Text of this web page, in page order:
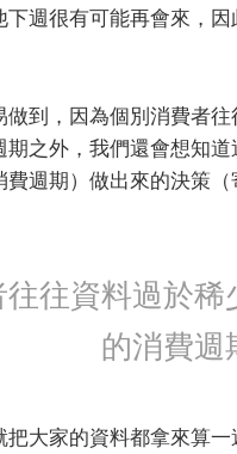
週很有可能再會來，
到，因為個別消費者
之外，我們還會想知
週期）做出來的決策
往資料過於
的消費週
大家的資料都拿來算